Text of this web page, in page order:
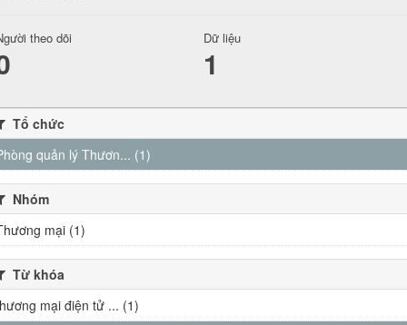
theo dõi Dữ liệu
1
Tổ chức
quản lý Thươn... (1)
Nhóm
mại (1)
Từ khóa
mại điện tử ... (1)